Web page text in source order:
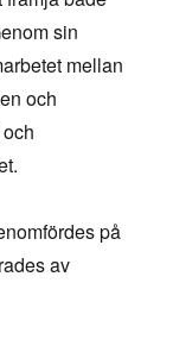
sin
mellan
och
på
av